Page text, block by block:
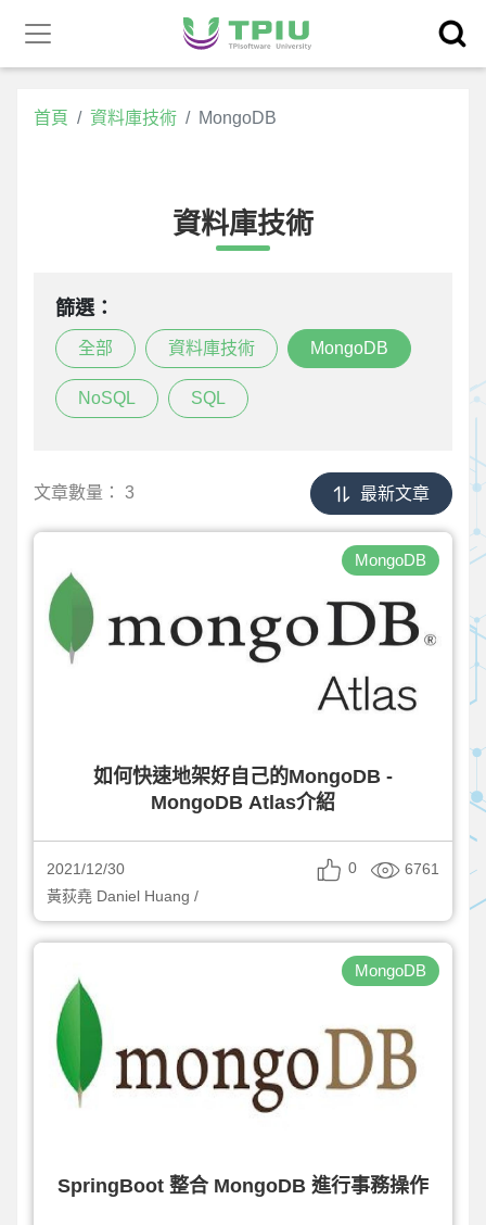
產品中心
首頁 資料庫技術 MongoDB
資料庫技術
篩選：
全部 資料庫技術 MongoDB
NoSQL SQL
文章數量： 3 最新文章
MongoDB
如何快速地架好自己的MongoDB -
MongoDB Atlas介紹
2021/12/30 0
6761
黃荻堯 Daniel Huang /
MongoDB
SpringBoot 整合 MongoDB 進行事務操作